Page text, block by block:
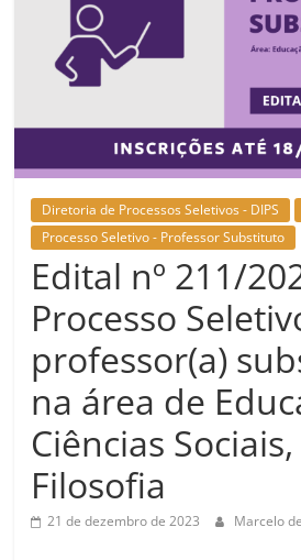
Diretoria de Processos Seletivos - DIPS
Processo Seletivo - Professor Substituto
Edital nº 211/
Processo
professor(a)
na área de
Ciências
Filosofia
21 de dezembro de 2023 Marcelo